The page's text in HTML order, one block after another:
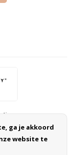
ga je akkoord
website te